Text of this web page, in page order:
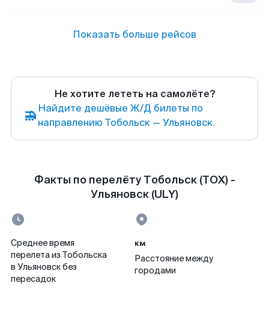
Показать больше рейсов
Не хотите лететь на самолёте?
Найдите дешёвые Ж/Д билеты по
направлению Тобольск — Ульяновск.
Факты по перелёту Тобольск (TOX) -
Ульяновск (ULY)
Среднее время
перелета из Тобольска
в Ульяновск без
пересадок
км
Расстояние между
городами